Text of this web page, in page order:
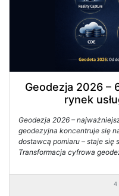
Geodezja 2026 –
rynek
Geodezja 2026 –
geodezyjna koncentruje się
dostawcą pomiaru – staje się
Transformacja cyfrowa
4